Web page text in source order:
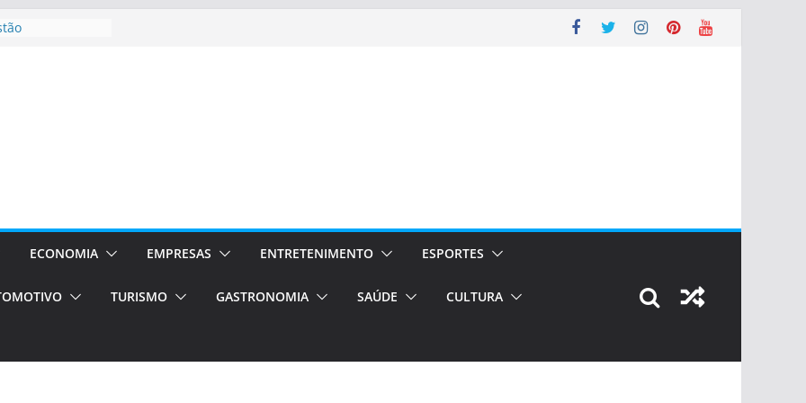
em Porto
de transfer,
de alto padrão
–
o segundo
únicas e
volta!ECONOMIA EMPRESAS ENTRETENIMENTO ESPORTES
TURISMO GASTRONOMIA SAÚDE CULTURA